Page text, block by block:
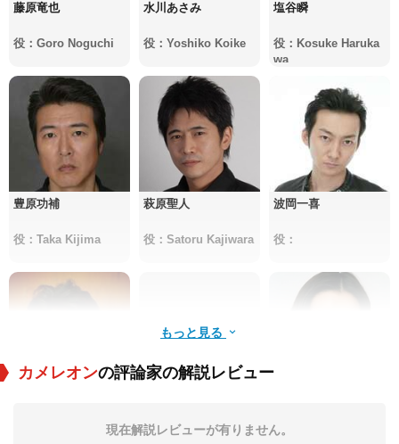
藤原竜也
役：Goro Noguchi
水川あさみ
役：Yoshiko Koike
塩谷瞬
役：Kosuke Haruka
wa
豊原功補
役：Taka Kijima
萩原聖人
役：Satoru Kajiwara
波岡一喜
役：
役： 役：
もっと見る
カメレオンの評論家の解説レビュー
現在解説レビューが有りません。